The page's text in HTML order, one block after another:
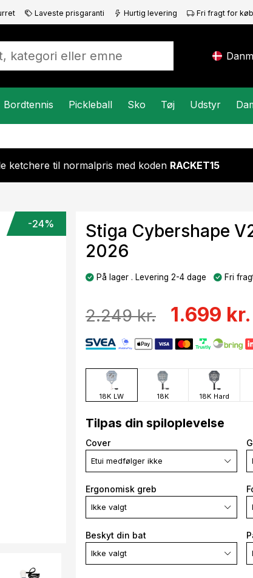
Laveste prisgaranti Hurtig levering Fri fragt for
Bordtennis Pickleball Sko Tøj Udstyr
ketchere til normalpris med koden RACKET15
-24%
Stiga Cybershape
2026
På lager . Levering 2-4 dage Fri
2.249 kr. 1.699 kr.
18K LW 18K 18K Hard
Tilpas din spiloplevelse
Cover
Etui medfølger ikke
Ergonomisk greb
Ikke valgt
Beskyt din bat
Ikke valgt